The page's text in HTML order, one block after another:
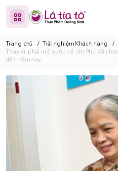
Trang chủ / Trải nghiệm Khách hàng
/
Thay vì phải mổ bướu cổ, chị Phú đã
đến hôm nay